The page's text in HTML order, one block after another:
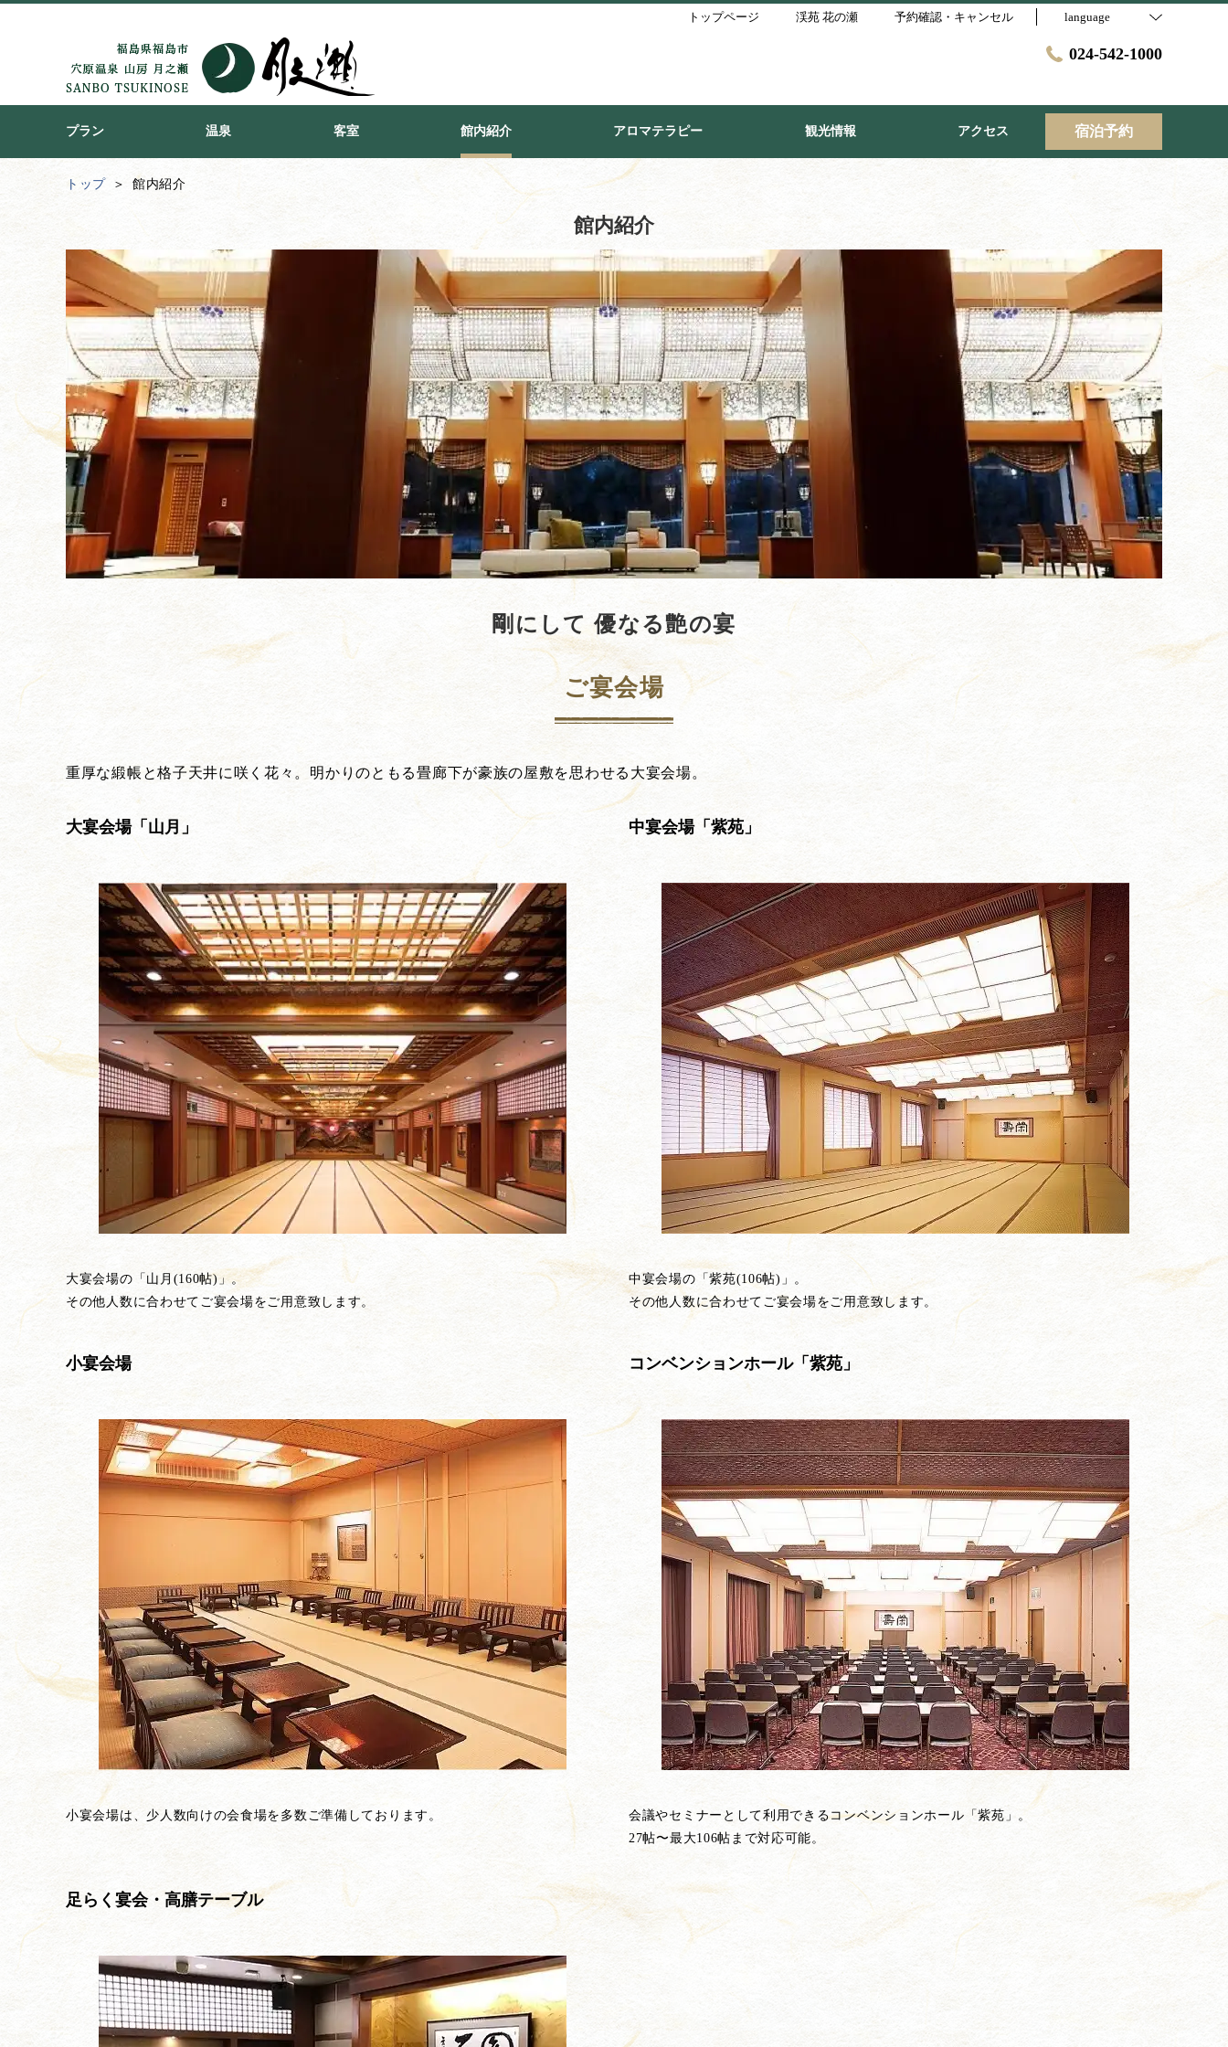
トップページ 渓苑 花の瀬 予約確認・キャンセル language
024-542-1000
プラン 温泉 客室 館内紹介 アロマテラピー 観光情報 アクセス 宿泊予約
トップ 館内紹介
館内紹介
剛にして 優なる艶の宴
ご宴会場
重厚な緞帳と格子天井に咲く花々。明かりのともる畳廊下が豪族の屋敷を思わせる大宴会場。
大宴会場「山月」
大宴会場の「山月(160帖)」。
その他人数に合わせてご宴会場をご用意致します。
中宴会場「紫苑」
中宴会場の「紫苑(106帖)」。
その他人数に合わせてご宴会場をご用意致します。
小宴会場
小宴会場は、少人数向けの会食場を多数ご準備しております。
コンベンションホール「紫苑」
会議やセミナーとして利用できるコンベンションホール「紫苑」。
27帖〜最大106帖まで対応可能。
足らく宴会・高膳テーブル